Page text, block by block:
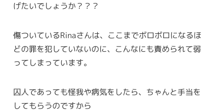
げたいでしょうか？？？
傷ついているRinaさんは、ここまでボロボロになるほ
どの罪を犯していないのに、こんなにも責められて弱
ってしまっています。
囚人であっても怪我や病気をしたら、ちゃんと手当を
してもらうのですから